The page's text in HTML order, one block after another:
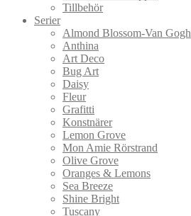
Tillbehör
Serier
Almond Blossom-Van Gogh
Anthina
Art Deco
Bug Art
Daisy
Fleur
Grafitti
Konstnärer
Lemon Grove
Mon Amie Rörstrand
Olive Grove
Oranges & Lemons
Sea Breeze
Shine Bright
Tuscany